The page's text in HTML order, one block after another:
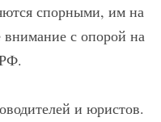
спорными, им на
внимание с опорой на
и юристов.